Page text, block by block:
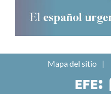
Mapa del sitio